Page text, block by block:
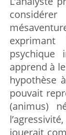
psychique
apprend à
hypothèse
pouvait
(animus)